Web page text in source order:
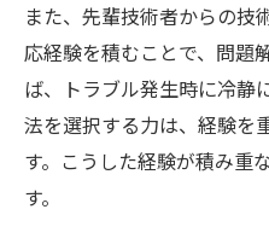
また、先輩技術者からの技
応経験を積むことで、問題
ば、トラブル発生時に冷静
法を選択する力は、経験を
す。こうした経験が積み重
す。